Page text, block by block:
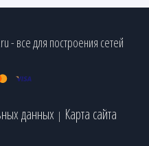
- все для построения сетей
данных | Карта сайта